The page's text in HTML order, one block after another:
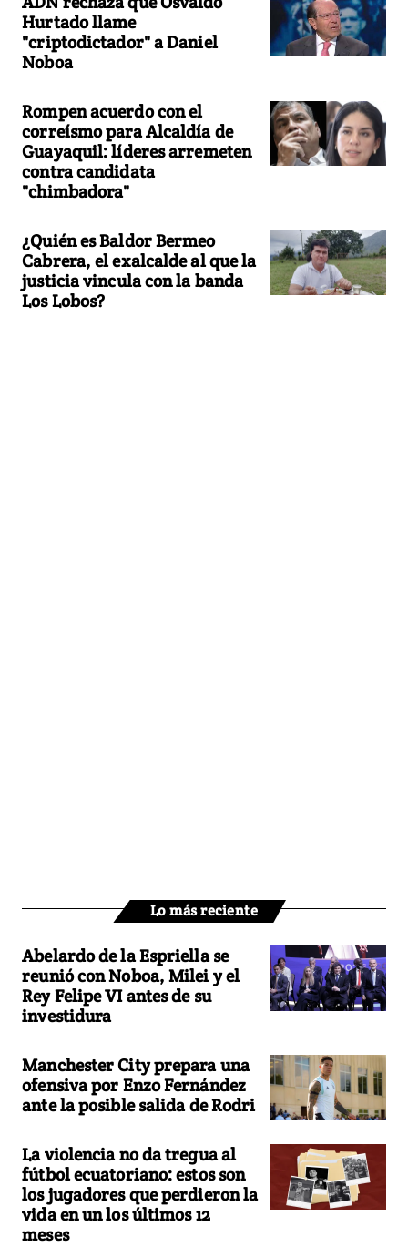
Hurtado llame
"criptodictador" a Daniel
Noboa
Rompen acuerdo con el
correísmo para Alcaldía de
Guayaquil: líderes arremeten
contra candidata
"chimbadora"
¿Quién es Baldor Bermeo
Cabrera, el exalcalde al que la
justicia vincula con la banda
Los Lobos?
Lo más reciente
Abelardo de la Espriella se
reunió con Noboa, Milei y el
Rey Felipe VI antes de su
investidura
Manchester City prepara una
ofensiva por Enzo Fernández
ante la posible salida de Rodri
La violencia no da tregua al
fútbol ecuatoriano: estos son
los jugadores que perdieron la
vida en un los últimos 12
meses